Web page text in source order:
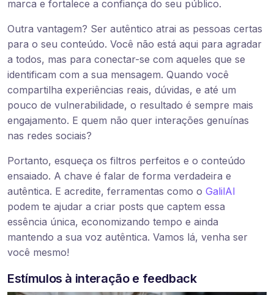
marca e fortalece a confiança do seu público.
Outra vantagem? Ser autêntico atrai as pessoas certas
para o seu conteúdo. Você não está aqui para agradar
a todos, mas para conectar-se com aqueles que se
identificam com a sua mensagem. Quando você
compartilha experiências reais, dúvidas, e até um
pouco de vulnerabilidade, o resultado é sempre mais
engajamento. E quem não quer interações genuínas
nas redes sociais?
Portanto, esqueça os filtros perfeitos e o conteúdo
ensaiado. A chave é falar de forma verdadeira e
autêntica. E acredite, ferramentas como o GalilAI
podem te ajudar a criar posts que captem essa
essência única, economizando tempo e ainda
mantendo a sua voz autêntica. Vamos lá, venha ser
você mesmo!
Estímulos à interação e feedback